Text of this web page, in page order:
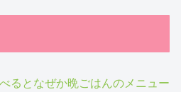
るとなぜか晩ごはんのメニュー